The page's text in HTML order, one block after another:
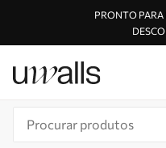
PRONTO PARA